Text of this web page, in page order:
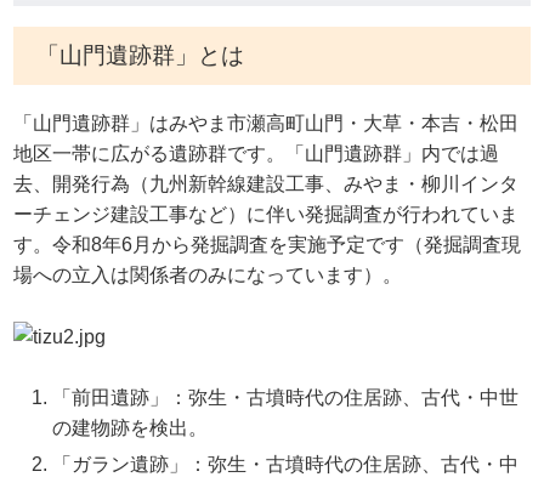
「山門遺跡群」とは
「山門遺跡群」はみやま市瀬高町山門・大草・本吉・松田
地区一帯に広がる遺跡群です。「山門遺跡群」内では過
去、開発行為（九州新幹線建設工事、みやま・柳川インタ
ーチェンジ建設工事など）に伴い発掘調査が行われていま
す。令和8年6月から発掘調査を実施予定です（発掘調査現
場への立入は関係者のみになっています）。
「前田遺跡」：弥生・古墳時代の住居跡、古代・中世
の建物跡を検出。
「ガラン遺跡」：弥生・古墳時代の住居跡、古代・中